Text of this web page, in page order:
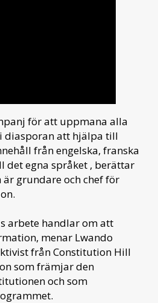
för att uppmana alla
diasporan att hjälpa till
från engelska, franska
det egna språket , berättar
är grundare och chef för
arbete handlar om att
menar Lwando
från Constitution Hill
som främjar den
och som